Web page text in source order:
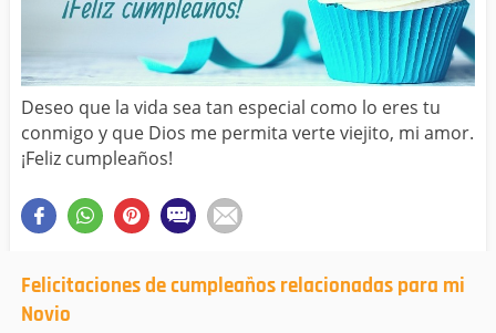
TODAS LAS CATEGORÍAS
Deseo que la vida sea tan especial como lo eres tu
conmigo y que Dios me permita verte viejito, mi amor.
¡Feliz cumpleaños!
Felicitaciones de cumpleaños relacionadas para mi
Novio